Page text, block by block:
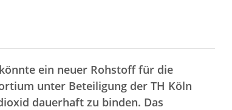
ein neuer Rohstoff für die
unter Beteiligung der TH Köln
dauerhaft zu binden. Das